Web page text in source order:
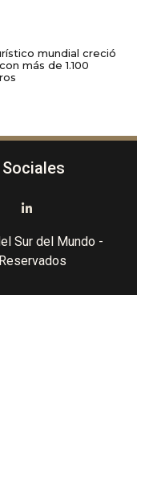
mundial creció
más de 1.100
Sur del Mundo -